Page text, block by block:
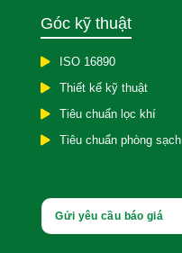
Góc kỹ thuật
ISO 16890
Thiết kế kỹ thuật
Tiêu chuẩn lọc khí
Tiêu chuẩn phòng sạch
Gửi yêu cầu báo giá